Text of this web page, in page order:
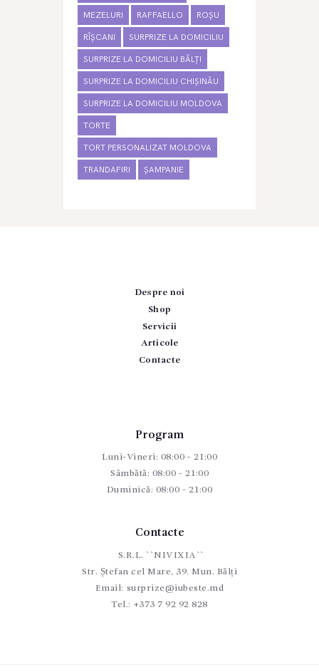
MEZELURI RAFFAELLO ROȘU
RÎȘCANI SURPRIZE LA DOMICILIU
SURPRIZE LA DOMICILIU BĂLȚI
SURPRIZE LA DOMICILIU CHIȘINĂU
SURPRIZE LA DOMICILIU MOLDOVA
TORTE
TORT PERSONALIZAT MOLDOVA
TRANDAFIRI ȘAMPANIE
Despre noi
Shop
Servicii
Articole
Contacte
Program
Luni-Vineri: 08:00 - 21:00
Sâmbătă: 08:00 - 21:00
Duminică: 08:00 - 21:00
Contacte
S.R.L. ``NIVIXIA``
Str. Ștefan cel Mare, 39. Mun. Bălți
Email: surprize@iubeste.md
Tel.: +373 7 92 92 828